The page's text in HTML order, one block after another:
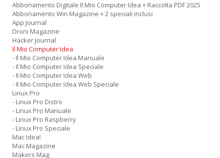
Abbonamento Digitale Il Mio Computer Idea + Raccolta PDF 2025
Abbonamento Win Magazine + 2 speciali inclusi
App Journal
Droni Magazine
Hacker Journal
Il Mio Computer Idea
- Il Mio Computer Idea Manuale
- Il Mio Computer Idea Speciale
- Il Mio Computer Idea Web
- Il Mio Computer Idea Web Speciale
Linux Pro
- Linux Pro Distro
- Linux Pro Manuale
- Linux Pro Raspberry
- Linux Pro Speciale
Mac Idea!
Mac Magazine
Makers Mag